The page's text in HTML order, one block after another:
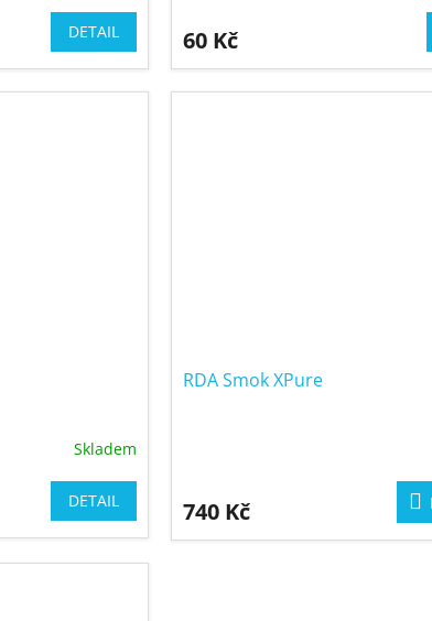
DETAIL 60 Kč
Skladem
DETAIL
RDA Smok XPure
740 Kč